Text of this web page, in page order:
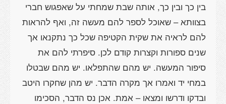
בין כך ובין כך, אותה שבת שמחתי על שאפגוש חברי
בצוותא – שאוכל לספר להם מעשה זה, ואף להראות
להם לראיה את שקית הקטיפה שכל כך נתקנאו אך
שנים ספורות וקצרות קודם לכן. סיפרתי להם את
סיפור המעשה. יש מהם שהתפלאו. יש מהם שבטלו
במחי יד ואמרו אך מקרה הדבר. יש מהן שחקרו היטב
ובדקו ודרשו ומצאו – אמת. אכן נס הדבר, הסכימו